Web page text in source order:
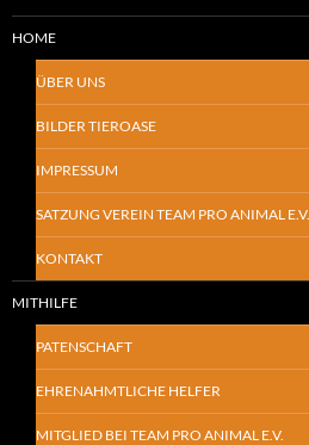
HOME
ÜBER UNS
BILDER TIEROASE
IMPRESSUM
SATZUNG VEREIN TEAM PRO ANIMAL E.V.
KONTAKT
MITHILFE
PATENSCHAFT
EHRENAHMTLICHE HELFER
MITGLIED BEI TEAM PRO ANIMAL E.V.